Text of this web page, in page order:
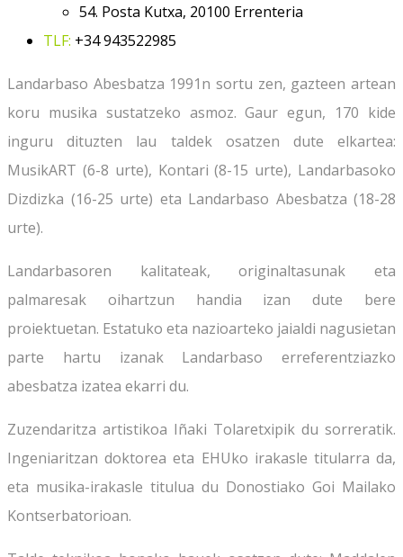
54. Posta Kutxa, 20100 Errenteria
TLF: +34943522985
Landarbaso Abesbatza 1991n sortu zen, gazteen artean
koru musika sustatzeko asmoz. Gaur egun, 170 kide
inguru dituzten lau taldek osatzen dute elkartea:
MusikART (6-8 urte), Kontari (8-15 urte), Landarbasoko
Dizdizka (16-25 urte) eta Landarbaso Abesbatza (18-28
urte).
Landarbasoren kalitateak, originaltasunak eta
palmaresak oihartzun handia izan dute bere
proiektuetan. Estatuko eta nazioarteko jaialdi nagusietan
parte hartu izanak Landarbaso erreferentziazko
abesbatza izatea ekarri du.
Zuzendaritza artistikoa Iñaki Tolaretxipik du sorreratik.
Ingeniaritzan doktorea eta EHUko irakasle titularra da,
eta musika-irakasle titulua du Donostiako Goi Mailako
Kontserbatorioan.